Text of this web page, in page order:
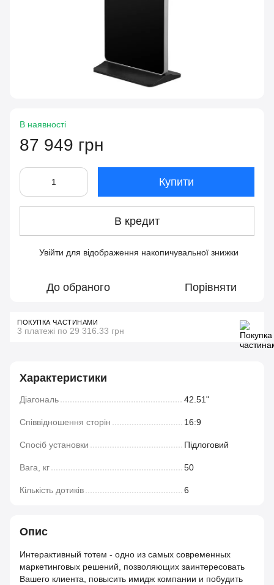
В наявності
87 949 грн
Купити
В кредит
Увійти для відображення накопичувальної знижки
До обраного Порівняти
ПОКУПКА ЧАСТИНАМИ
3 платежі по 29 316.33 грн
Характеристики
Діагональ 42.51"
Співвідношення сторін 16:9
Спосіб установки Підлоговий
Вага, кг 50
Кількість дотиків 6
Опис
Интерактивный тотем - одно из самых современных
маркетинговых решений, позволяющих заинтересовать
Вашего клиента, повысить имидж компании и побудить